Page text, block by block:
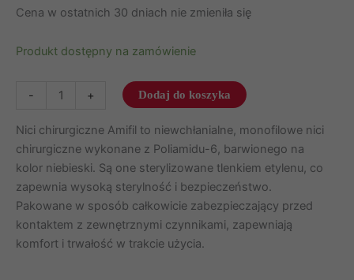
Cena w ostatnich 30 dniach nie zmieniła się
Produkt dostępny na zamówienie
-
Amifil
3/0
igła
19
mm
nić
75
+ Dodaj do koszyka
Nici chirurgiczne Amifil to niewchłanialne, monofilowe nici
chirurgiczne wykonane z Poliamidu-6, barwionego na
kolor niebieski. Są one sterylizowane tlenkiem etylenu, co
zapewnia wysoką sterylność i bezpieczeństwo.
Pakowane w sposób całkowicie zabezpieczający przed
kontaktem z zewnętrznymi czynnikami, zapewniają
komfort i trwałość w trakcie użycia.